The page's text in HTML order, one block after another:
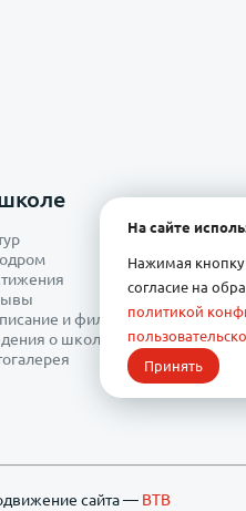
и филиалы
о школе
сайта — BTB
На сайте
Нажимая кнопку
согласие на
политикой
Принять